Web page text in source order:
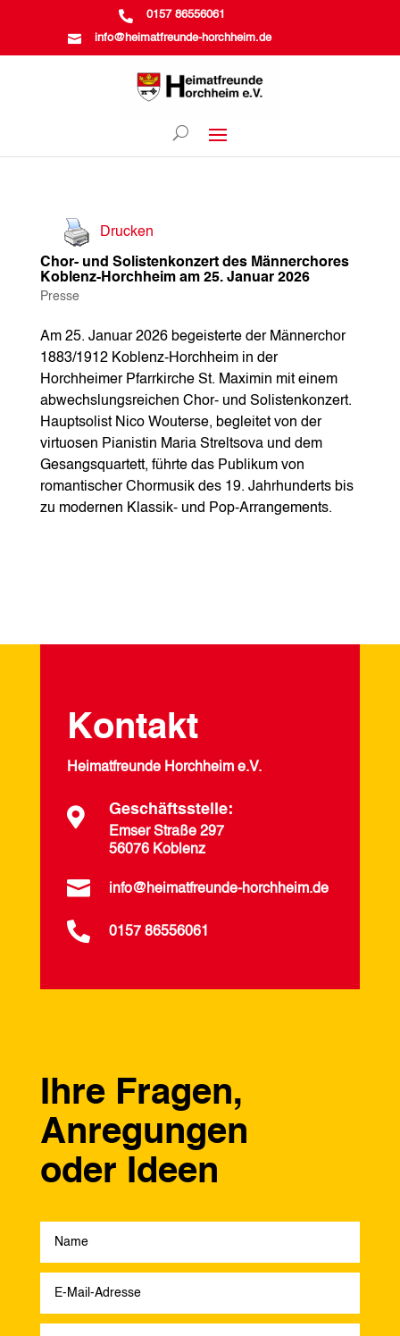
 0157 86556061
 info@heimatfreunde-horchheim.de
Drucken
Chor- und Solistenkonzert des Männerchores
Koblenz-Horchheim am 25. Januar 2026
Presse
Am 25. Januar 2026 begeisterte der Männerchor
1883/1912 Koblenz-Horchheim in der
Horchheimer Pfarrkirche St. Maximin mit einem
abwechslungsreichen Chor‑ und Solistenkonzert.
Hauptsolist Nico Wouterse, begleitet von der
virtuosen Pianistin Maria Streltsova und dem
Gesangsquartett, führte das Publikum von
romantischer Chormusik des 19. Jahrhunderts bis
zu modernen Klassik‑ und Pop‑Arrangements.
Kontakt
Heimatfreunde Horchheim e.V.
 Geschäftsstelle:
Emser Straße 297
56076 Koblenz
 info@heimatfreunde-horchheim.de
 0157 86556061
Ihre Fragen,
Anregungen
oder Ideen